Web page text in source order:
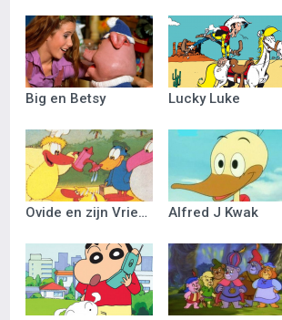
Big en Betsy Lucky Luke
Ovide en zijn Vriendjes Alfred J Kwak